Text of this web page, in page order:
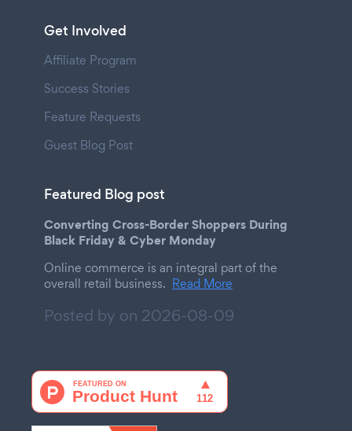
Get Involved
Affiliate Program
Success Stories
Feature Requests
Guest Blog Post
Featured Blog post
Converting Cross-Border Shoppers During
Black Friday & Cyber Monday
Online commerce is an integral part of the
overall retail business. Read More
Posted by on 2026-08-09